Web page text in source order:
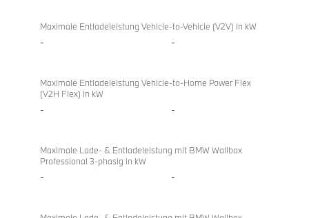
Maximale Entladeleistung Vehicle-to-Vehicle (V2V) in kW
- -
Maximale Entladeleistung Vehicle-to-Home Power Flex
(V2H Flex) in kW
- -
Maximale Lade- & Entladeleistung mit BMW Wallbox
Professional 3-phasig in kW
- -